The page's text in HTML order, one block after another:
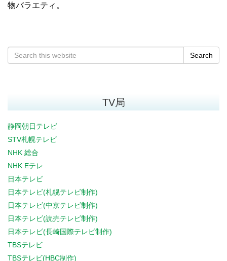
物バラエティ。
Search
TV局
静岡朝日テレビ
STV札幌テレビ
NHK 総合
NHK Eテレ
日本テレビ
日本テレビ(札幌テレビ制作)
日本テレビ(中京テレビ制作)
日本テレビ(読売テレビ制作)
日本テレビ(長崎国際テレビ制作)
TBSテレビ
TBSテレビ(HBC制作)